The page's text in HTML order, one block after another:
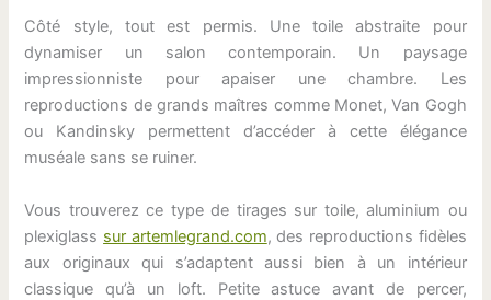
Côté style, tout est permis. Une toile abstraite pour
dynamiser un salon contemporain. Un paysage
impressionniste pour apaiser une chambre. Les
reproductions de grands maîtres comme Monet, Van Gogh
ou Kandinsky permettent d’accéder à cette élégance
muséale sans se ruiner.
Vous trouverez ce type de tirages sur toile, aluminium ou
plexiglass sur artemlegrand.com, des reproductions fidèles
aux originaux qui s’adaptent aussi bien à un intérieur
classique qu’à un loft. Petite astuce avant de percer,